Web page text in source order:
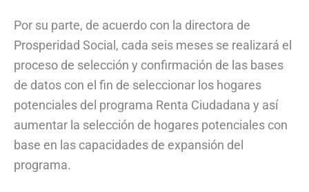
Por su parte, de acuerdo con la directora de
Prosperidad Social, cada seis meses se realizará el
proceso de selección y confirmación de las bases
de datos con el fin de seleccionar los hogares
potenciales del programa Renta Ciudadana y así
aumentar la selección de hogares potenciales con
base en las capacidades de expansión del
programa.